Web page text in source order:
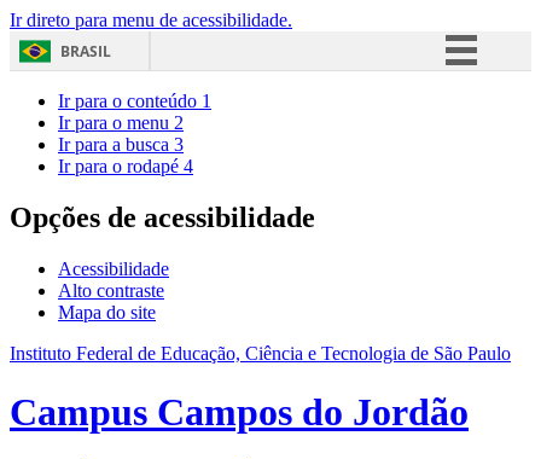
Ir direto para menu de acessibilidade.
BRASIL
Acesso à informação
Ir para o conteúdo 1
Ir para o menu 2
Ir para a busca 3
Ir para o rodapé 4
Opções de acessibilidade
Acessibilidade
Alto contraste
Mapa do site
Instituto Federal de Educação, Ciência e Tecnologia de São Paulo
Campus Campos do Jordão